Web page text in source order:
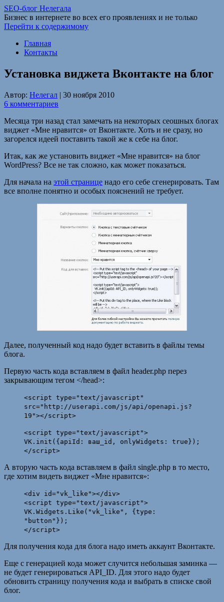
SEO-блог Нелегала
Бизнес в интернете во всех его проявлениях и не только
Перейти к содержимому
Главная
Контакты
Установка виджета Вконтакте на блог
Автор: Нелегал | 30 ноября 2010
6 комментариев
Месяца три назад стал замечать на некоторых сеошных блогах
виджет «Мне нравится» от Вконтакте. Хоть и не сразу, но
загорелся идеей поставить такой же к себе на блог.
Итак, как же установить виджет «Мне нравится» на блог
WordPress? Все не так сложно, как может показаться.
Для начала на этой странице надо его себе сгенерировать. Там
все вполне понятно и особых пояснений не требует.
Далее, полученный код надо будет вставить в файлы темы
блога.
Первую часть кода вставляем в файл header.php перез
закрывающим тегом </head>:
<script type="text/javascript"
src="http://userapi.com/js/api/openapi.js?
19"></script>
<script type="text/javascript">
VK.init({apiId: ваш_id, onlyWidgets: true});
</script>
А вторую часть кода вставляем в файл single.php в то место,
где хотим видеть виджет «Мне нравится»:
<div id="vk_like"></div>
<script type="text/javascript">
VK.Widgets.Like("vk_like", {type:
"button"});
</script>
Для получения кода для блога надо иметь аккаунт Вконтакте.
Еще с генерацией кода может случится небольшая заминка —
не будет генерироваться API_ID. Для этого надо будет
обновить страницу получения кода и выбрать в списке свой
блог.